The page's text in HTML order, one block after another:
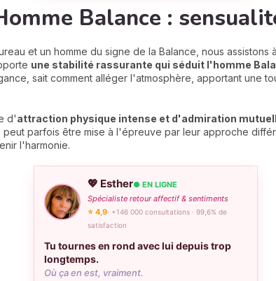
Balance :
et un homme du signe de la Balance, nous assistons
une stabilité rassurante qui séduit l'homme
sait comment alléger l'atmosphère, apportant une
d'attraction physique intense et d'admiration
parfois être mise à l'épreuve par leur approche
l'harmonie.
💖 Esther● EN LIGNE
Spécialiste retour affectif & sentiments
⭐ 4,9· +146 000 consultations · 99,6% de
satisfaction
Tu tournes en rond avec lui depuis trop
longtemps.
Où ça en est, vraiment.